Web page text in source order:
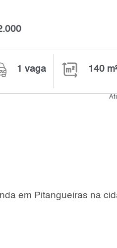
1 vaga 140
em Pitangueiras na